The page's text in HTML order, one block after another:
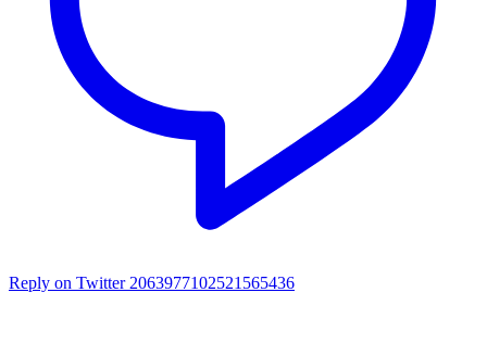
Reply on Twitter 2063977102521565436